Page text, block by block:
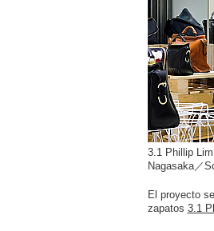
3.1 Phillip
Nagasaka／
El proyecto
zapatos 3.1